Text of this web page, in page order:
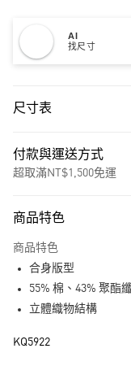
AI
找尺寸
尺寸表
付款與運送方式
超取滿NT$1,500免運
LINE Pay
商品特色
商品特色
合身版型
55% 棉、43% 聚酯
立體織物結構
KQ5922